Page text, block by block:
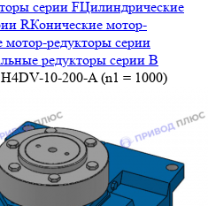
серии FЦилиндрические
RКонические мотор-
мотор-редукторы серии
редукторы серии B
10-200-A (n1 = 1000)